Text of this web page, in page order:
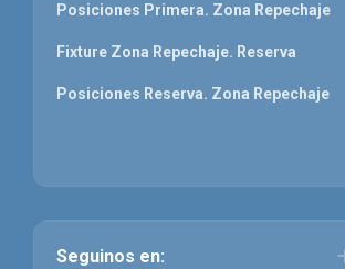
Posiciones Primera. Zona Repechaje
Fixture Zona Repechaje. Reserva
Posiciones Reserva. Zona Repechaje
Seguinos en: